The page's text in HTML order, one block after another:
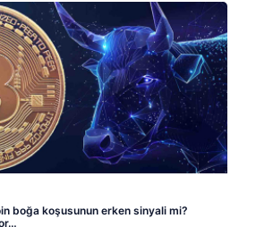
boğa koşusunun erken sinyali mi?